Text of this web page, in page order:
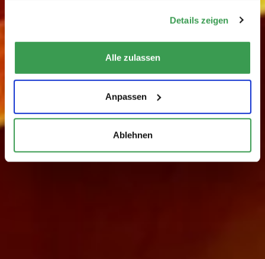
Details zeigen
Alle zulassen
Anpassen
Ablehnen